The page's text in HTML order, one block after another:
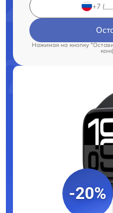
Нажимая на кнопку
-20%